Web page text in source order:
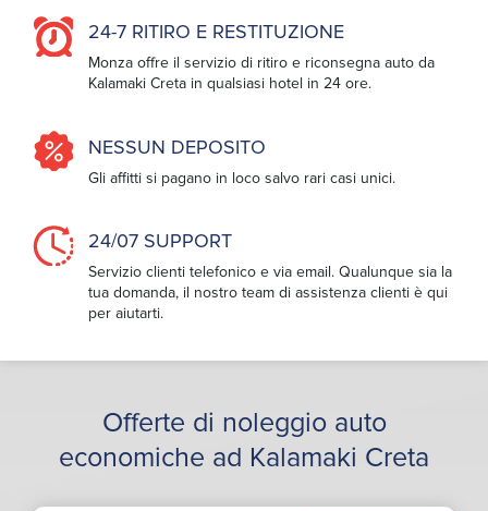
24-7 RITIRO E RESTITUZIONE
Monza offre il servizio di ritiro e riconsegna auto da
Kalamaki Creta in qualsiasi hotel in 24 ore.
NESSUN DEPOSITO
Gli affitti si pagano in loco salvo rari casi unici.
24/07 SUPPORT
Servizio clienti telefonico e via email. Qualunque sia la
tua domanda, il nostro team di assistenza clienti è qui
per aiutarti.
Offerte di noleggio auto
economiche ad Kalamaki Creta